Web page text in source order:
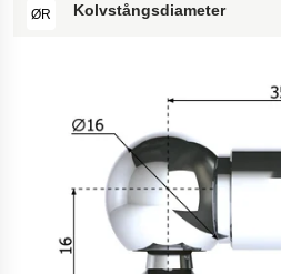
ØR Kolvstångsdiameter